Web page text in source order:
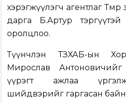
хэрэгжүүлэгч агентлаг
дарга Б.Артур тэргүүтэй
оролцлоо.
Түүнчлэн ТЗХАБ-ын
Мирослав
үүрэгт ажлаа
шийдвэрийг гаргасан